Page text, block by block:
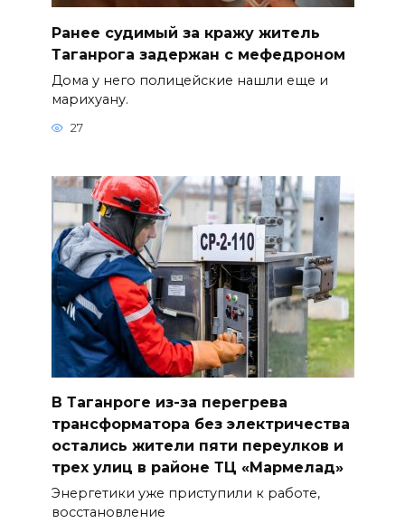
Ранее судимый за кражу житель
Таганрога задержан с мефедроном
Дома у него полицейские нашли еще и
марихуану.
27
В Таганроге из-за перегрева
трансформатора без электричества
остались жители пяти переулков и
трех улиц в районе ТЦ «Мармелад»
Энергетики уже приступили к работе,
восстановление